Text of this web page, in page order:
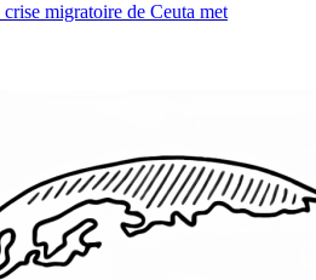
migratoire de Ceuta met